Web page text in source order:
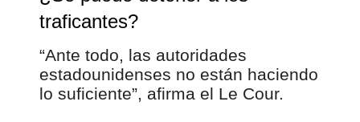
traficantes?
“Ante todo, las autoridades
estadounidenses no están haciendo
lo suficiente”, afirma el Le Cour.